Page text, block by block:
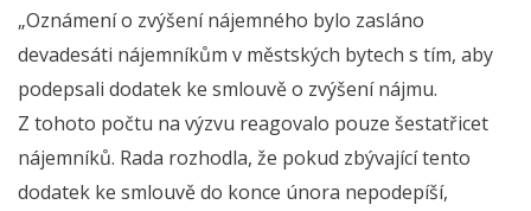
„Oznámení o zvýšení nájemného bylo zasláno
devadesáti nájemníkům v městských bytech s tím, aby
podepsali dodatek ke smlouvě o zvýšení nájmu.
Z tohoto počtu na výzvu reagovalo pouze šestatřicet
nájemníků. Rada rozhodla, že pokud zbývající tento
dodatek ke smlouvě do konce února nepodepíší,